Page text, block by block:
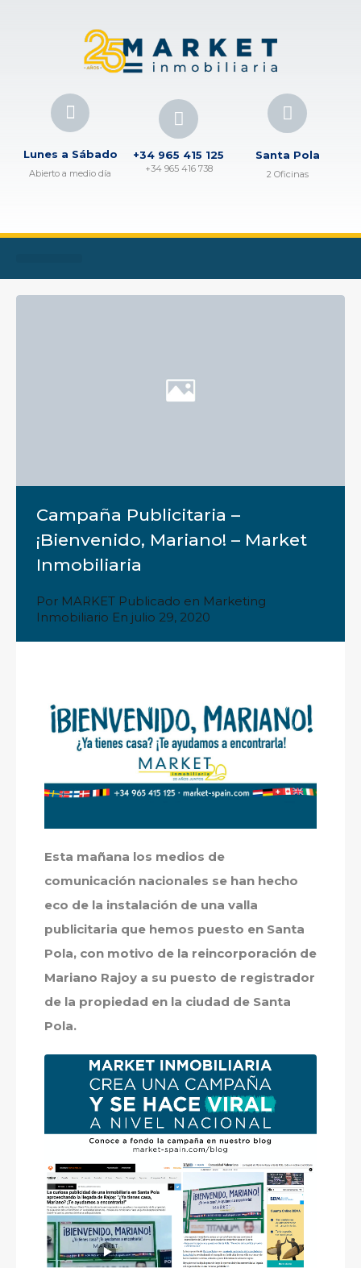
Lunes a Sábado
Abierto a medio día
+34 965 415 125
+34 965 416 738
Santa Pola
2 Oficinas
Campaña Publicitaria –
¡Bienvenido, Mariano! – Market
Inmobiliaria
Por MARKET Publicado en Marketing
Inmobiliario En julio 29, 2020
Esta mañana los medios de
comunicación nacionales se han hecho
eco de la instalación de una valla
publicitaria que hemos puesto en Santa
Pola, con motivo de la reincorporación de
Mariano Rajoy a su puesto de registrador
de la propiedad en la ciudad de Santa
Pola.